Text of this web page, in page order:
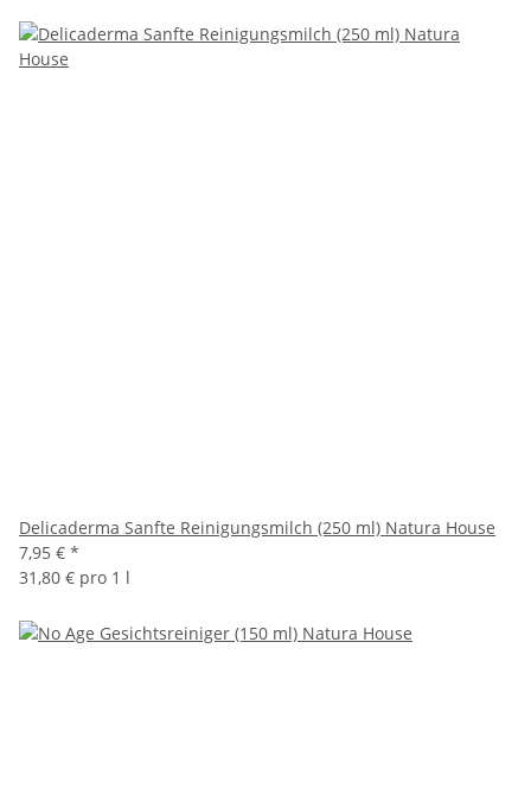
Delicaderma Sanfte Reinigungsmilch (250 ml) Natura House
7,95 € *
31,80 € pro 1 l